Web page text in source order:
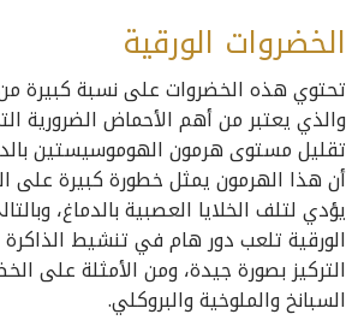
الخضروات الورقية
تحتوي هذه الخضروات على نسبة كبيرة
والذي يعتبر من أهم الأحماض الضرورية
تقليل مستوى هرمون الهوموسيستين
أن هذا الهرمون يمثل خطورة كبيرة على
يؤدي لتلف الخلايا العصبية بالدماغ،
الورقية تلعب دور هام في تنشيط
التركيز بصورة جيدة، ومن الأمثلة على
السبانخ والملوخية والبروكلي.